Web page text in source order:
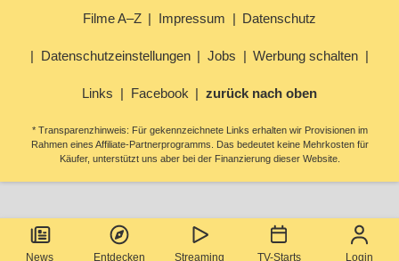
News Entdecken Streaming TV-Starts Login
Filme A–Z Impressum Datenschutz
Datenschutzeinstellungen Jobs Werbung schalten
Links Facebook zurück nach oben
* Transparenzhinweis: Für gekennzeichnete Links erhalten wir Provisionen im
Rahmen eines Affiliate-Partnerprogramms. Das bedeutet keine Mehrkosten für
Käufer, unterstützt uns aber bei der Finanzierung dieser Website.